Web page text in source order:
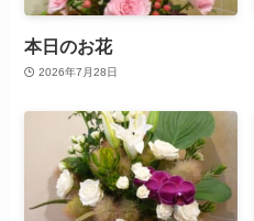
本日のお花
2026年7月28日